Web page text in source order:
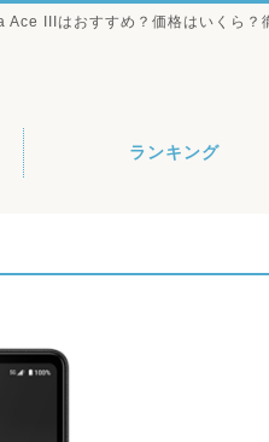
Ace IIIはおすすめ？価格はいくら？
ランキング